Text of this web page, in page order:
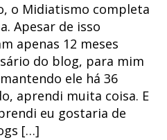
o Midiatismo completa
Apesar de isso
apenas 12 meses
do blog, para mim
ele há 36
aprendi muita coisa. E
eu gostaria de
[…]